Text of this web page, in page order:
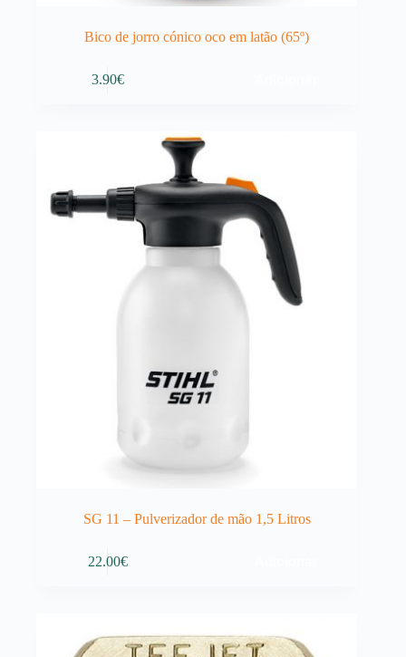
Bico de jorro cónico oco em latão (65º)
3.90€
SG 11 – Pulverizador de mão 1,5 Litros
22.00€